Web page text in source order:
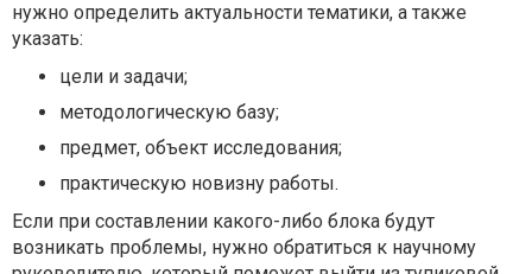
нужно определить актуальности тематики, а также
указать:
цели и задачи;
методологическую базу;
предмет, объект исследования;
практическую новизну работы.
Если при составлении какого-либо блока будут
возникать проблемы, нужно обратиться к научному